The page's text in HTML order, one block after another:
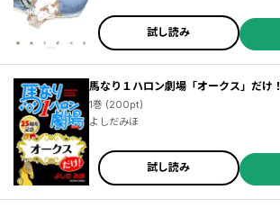
試し読み
馬なり１ハロン劇場「オークス」だけ！
1巻 (200pt)
よしだみほ
試し読み